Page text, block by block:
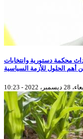
محكمة دستورية وانتخابات
2022 - 10:23